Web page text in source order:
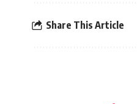
Share This Article